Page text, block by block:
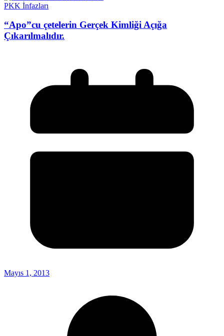
PKK İnfazları
“Apo”cu çetelerin Gerçek Kimliği Açığa
Çıkarılmalıdır.
Mayıs 1, 2013